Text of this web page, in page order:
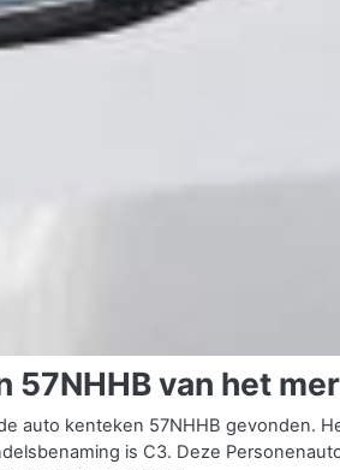
57NHHB van het
auto kenteken 57NHHB gevonden.
is C3. Deze